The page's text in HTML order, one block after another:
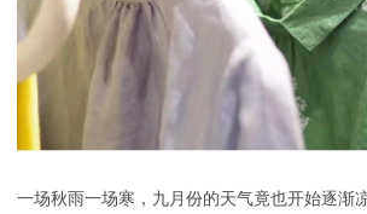
一场秋雨一场寒，九月份的天气竟也开始逐渐